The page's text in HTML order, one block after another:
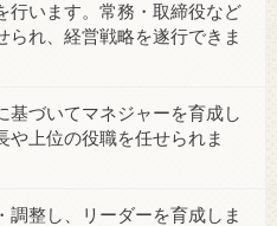
行います。常務・取締役など
られ、経営戦略を遂行できま
基づいてマネジャーを育成し
や上位の役職を任せられま
調整し、リーダーを育成しま